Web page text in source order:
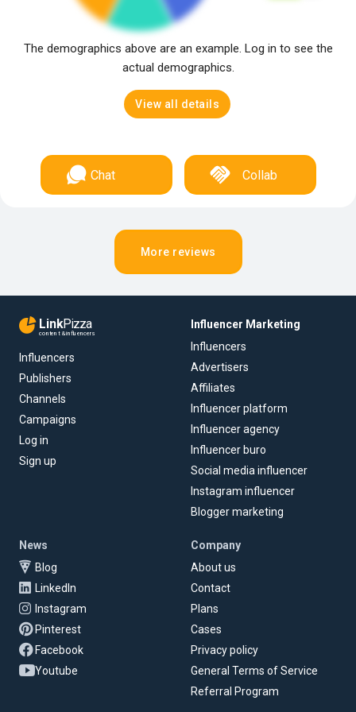
The demographics above are an example. Log in to see the
actual demographics.
View all details
Chat Collab
More reviews
LinkPizza
content & influencers
Influencers
Publishers
Channels
Campaigns
Log in
Sign up
Influencer Marketing
Influencers
Advertisers
Affiliates
Influencer platform
Influencer agency
Influencer buro
Social media influencer
Instagram influencer
Blogger marketing
News
Blog
LinkedIn
Instagram
Pinterest
Facebook
Youtube
Company
About us
Contact
Plans
Cases
Privacy policy
General Terms of Service
Referral Program